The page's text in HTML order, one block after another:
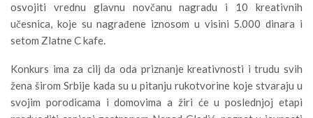
osvojiti vrednu glavnu novčanu nagradu i 10 kreativnih
učesnica, koje su nagrađene iznosom u visini 5.000 dinara i
setom Zlatne C kafe.
Konkurs ima za cilj da oda priznanje kreativnosti i trudu svih
žena širom Srbije kada su u pitanju rukotvorine koje stvaraju u
svojim porodicama i domovima a žiri će u poslednjoj etapi